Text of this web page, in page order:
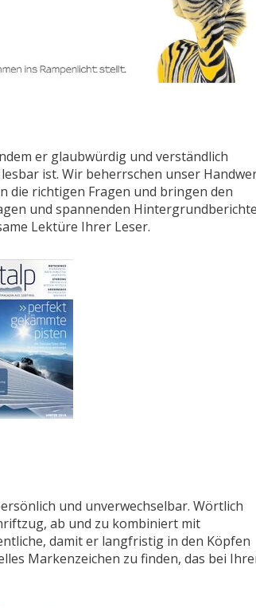
er glaubwürdig und verständlich
ist. Wir beherrschen unser
die richtigen Fragen und bringen den
und spannenden
Lektüre Ihrer Leser.
und unverwechselbar. Wörtlich
ab und zu kombiniert mit
damit er langfristig in den Köpfen
Markenzeichen zu finden, das bei